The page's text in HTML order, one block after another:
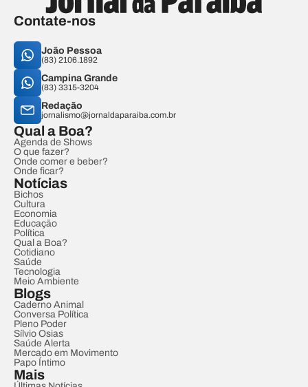
Contate-nos
João Pessoa
(83) 2106.1892
Campina Grande
(83) 3315-3204
Redação
jornalismo@jornaldaparaiba.com.br
Qual a Boa?
Agenda de Shows
O que fazer?
Onde comer e beber?
Onde ficar?
Notícias
Bichos
Cultura
Economia
Educação
Política
Qual a Boa?
Cotidiano
Saúde
Tecnologia
Meio Ambiente
Blogs
Caderno Animal
Conversa Política
Pleno Poder
Sílvio Osias
Saúde Alerta
Mercado em Movimento
Papo Íntimo
Mais